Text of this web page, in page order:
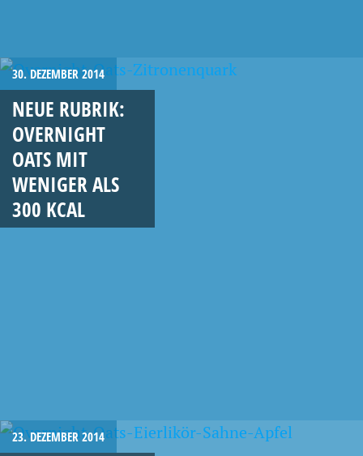
30. DEZEMBER 2014
NEUE RUBRIK:
OVERNIGHT
OATS MIT
WENIGER ALS
300 KCAL
23. DEZEMBER 2014